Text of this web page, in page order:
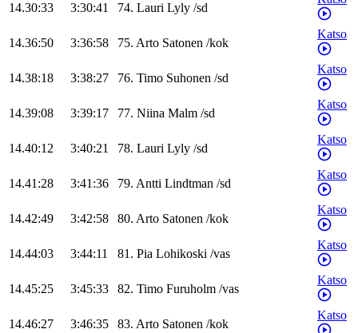
14.30:33 3:30:41 74. Lauri Lyly /sd
14.36:50 3:36:58 75. Arto Satonen /kok
Katso
14.38:18 3:38:27 76. Timo Suhonen /sd
Katso
14.39:08 3:39:17 77. Niina Malm /sd
Katso
14.40:12 3:40:21 78. Lauri Lyly /sd
Katso
14.41:28 3:41:36 79. Antti Lindtman /sd
Katso
14.42:49 3:42:58 80. Arto Satonen /kok
Katso
14.44:03 3:44:11 81. Pia Lohikoski /vas
Katso
14.45:25 3:45:33 82. Timo Furuholm /vas
Katso
14.46:27 3:46:35 83. Arto Satonen /kok
Katso